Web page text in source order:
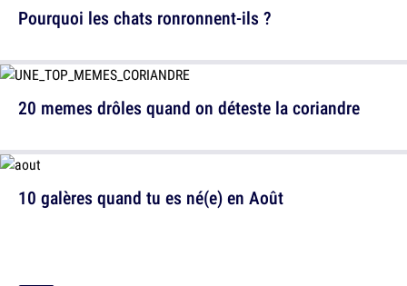
20 memes drôles quand on déteste la coriandre
Pourquoi les chats ronronnent-ils ?
10 galères quand tu es né(e) en Août